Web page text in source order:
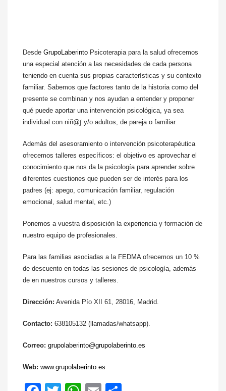
Desde GrupoLaberinto Psicoterapia para la salud ofrecemos
una especial atención a las necesidades de cada persona
teniendo en cuenta sus propias características y su contexto
familiar. Sabemos que factores tanto de la historia como del
presente se combinan y nos ayudan a entender y proponer
qué puede aportar una intervención psicológica, ya sea
individual con niñ@∫ y/o adultos, de pareja o familiar.
Además del asesoramiento o intervención psicoterapéutica
ofrecemos talleres específicos: el objetivo es aprovechar el
conocimiento que nos da la psicología para aprender sobre
diferentes cuestiones que pueden ser de interés para los
padres (ej: apego, comunicación familiar, regulación
emocional, salud mental, etc.)
Ponemos a vuestra disposición la experiencia y formación de
nuestro equipo de profesionales.
Para las familias asociadas a la FEDMA ofrecemos un 10 %
de descuento en todas las sesiones de psicología, además
de en nuestros cursos y talleres.
Dirección: Avenida Pío XII 61, 28016, Madrid.
Contacto: 638105132 (llamadas/whatsapp).
Correo: grupolaberinto@grupolaberinto.es
Web: www.grupolaberinto.es